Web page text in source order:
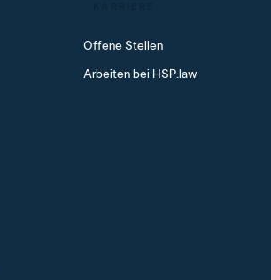
Offene Stellen
Arbeiten bei HSP.law